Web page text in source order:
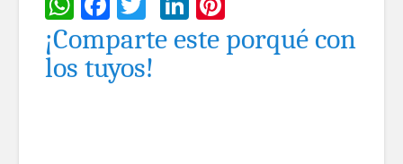
¡Comparte este porqué con
los tuyos!